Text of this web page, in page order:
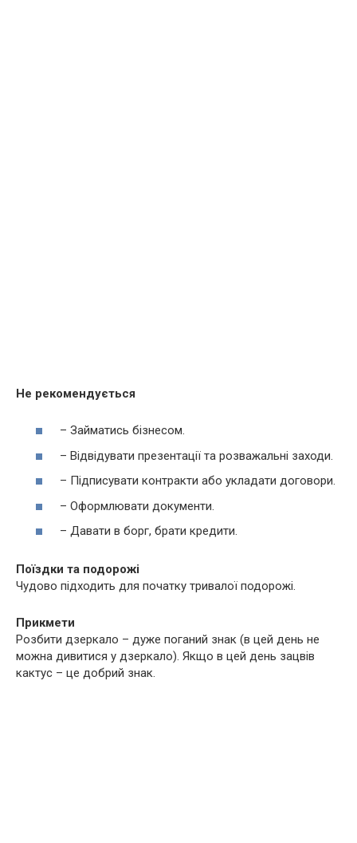
Не рекомендується
– Займатись бізнесом.
– Відвідувати презентації та розважальні заходи.
– Підписувати контракти або укладати договори.
– Оформлювати документи.
– Давати в борг, брати кредити.
Поїздки та подорожі
Чудово підходить для початку тривалої подорожі.
Прикмети
Розбити дзеркало – дуже поганий знак (в цей день не
можна дивитися у дзеркало). Якщо в цей день зацвів
кактус – це добрий знак.